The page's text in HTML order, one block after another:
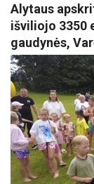
Alytaus
išviliojo 3350
gaudynės,